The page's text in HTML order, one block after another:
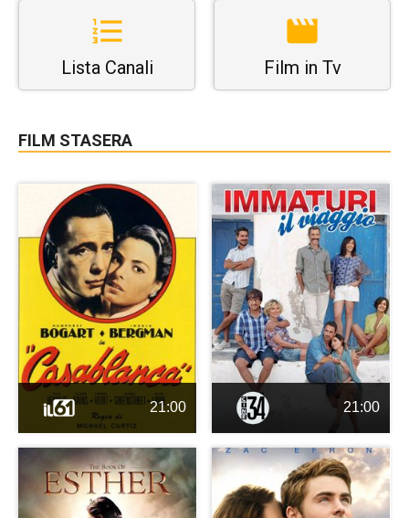
Lista Canali Film in Tv
FILM STASERA
21:00 21:00